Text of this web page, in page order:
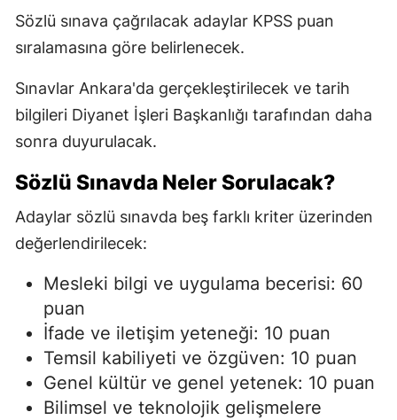
Sözlü sınava çağrılacak adaylar KPSS puan
sıralamasına göre belirlenecek.
Sınavlar Ankara'da gerçekleştirilecek ve tarih
bilgileri Diyanet İşleri Başkanlığı tarafından daha
sonra duyurulacak.
Sözlü Sınavda Neler Sorulacak?
Adaylar sözlü sınavda beş farklı kriter üzerinden
değerlendirilecek:
Mesleki bilgi ve uygulama becerisi: 60
puan
İfade ve iletişim yeteneği: 10 puan
Temsil kabiliyeti ve özgüven: 10 puan
Genel kültür ve genel yetenek: 10 puan
Bilimsel ve teknolojik gelişmelere